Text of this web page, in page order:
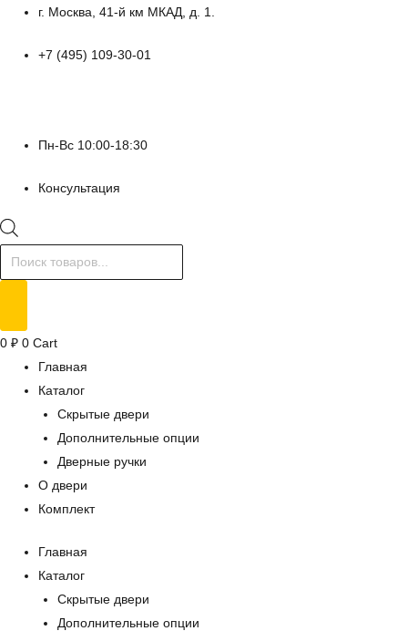
Перейти
содержимому
г. Москва, 41-й км МКАД, д. 1.
+7 (495) 109-30-01
Пн-Вс 10:00-18:30
Консультация
Поиск
товаров
0 ₽ 0 Cart
Главная
Каталог
Скрытые двери
Дополнительные опции
Дверные ручки
О двери
Комплект
Главная
Каталог
Скрытые двери
Дополнительные опции